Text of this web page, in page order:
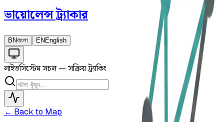
ভায়োলেন্সট্র্যাকার
BNবাংলা EN English
লাইভসিস্টেম সচল — সক্রিয় ট্র্যাকিং
← Back to Map